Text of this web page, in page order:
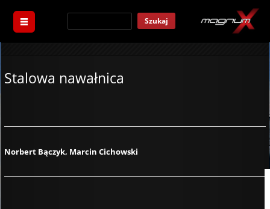
Szukaj
Stalowa nawałnica
Norbert Bączyk, Marcin Cichowski